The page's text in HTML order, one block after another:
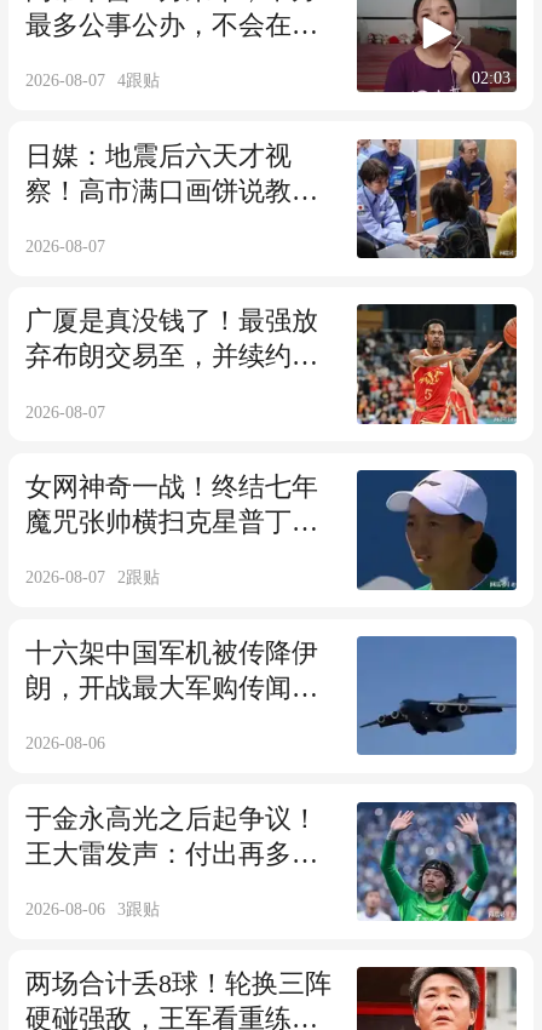
最多公事公办，不会在日
2026-08-07 4跟贴 02:03
日媒：地震后六天才视
察！高市满口画饼说教，
2026-08-07
广厦是真没钱了！最强放
弃布朗交易至，并续约塔
2026-08-07
女网神奇一战！终结七年
魔咒张帅横扫克星普丁塞
2026-08-07 2跟贴
十六架中国军机被传降伊
朗，开战最大军购传闻遭
2026-08-06
于金永高光之后起争议！
王大雷发声：付出再多也
2026-08-06 3跟贴
两场合计丢8球！轮换三阵
硬碰强敌，王军看重练兵